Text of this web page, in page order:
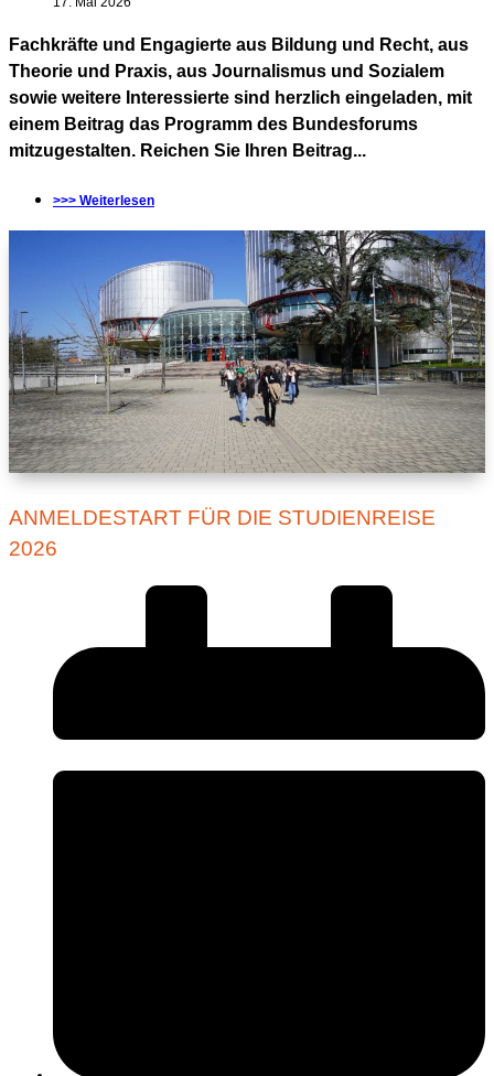
Fachkräfte und Engagierte aus Bildung und Recht, aus
Theorie und Praxis, aus Journalismus und Sozialem
sowie weitere Interessierte sind herzlich eingeladen, mit
einem Beitrag das Programm des Bundesforums
mitzugestalten. Reichen Sie Ihren Beitrag...
>>> Weiterlesen
ANMELDESTART FÜR DIE STUDIENREISE
2026